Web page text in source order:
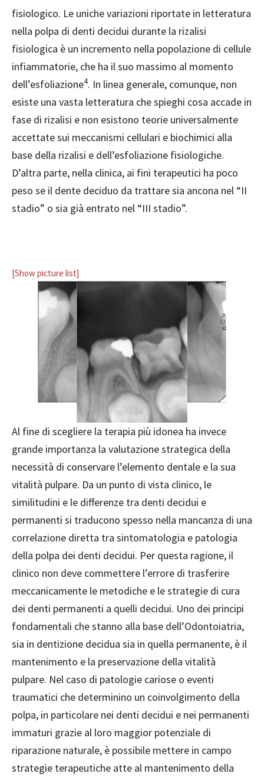
fisiologico. Le uniche variazioni riportate in letteratura
nella polpa di denti decidui durante la rizalisi
fisiologica è un incremento nella popolazione di cellule
infiammatorie, che ha il suo massimo al momento
dell’esfoliazione4. In linea generale, comunque, non
esiste una vasta letteratura che spieghi cosa accade in
fase di rizalisi e non esistono teorie universalmente
accettate sui meccanismi cellulari e biochimici alla
base della rizalisi e dell’esfoliazione fisiologiche.
D’altra parte, nella clinica, ai fini terapeutici ha poco
peso se il dente deciduo da trattare sia ancona nel “II
stadio” o sia già entrato nel “III stadio”.
[Show picture list]
Al fine di scegliere la terapia più idonea ha invece
grande importanza la valutazione strategica della
necessità di conservare l’elemento dentale e la sua
vitalità pulpare. Da un punto di vista clinico, le
similitudini e le differenze tra denti decidui e
permanenti si traducono spesso nella mancanza di una
correlazione diretta tra sintomatologia e patologia
della polpa dei denti decidui. Per questa ragione, il
clinico non deve commettere l’errore di trasferire
meccanicamente le metodiche e le strategie di cura
dei denti permanenti a quelli decidui. Uno dei principi
fondamentali che stanno alla base dell’Odontoiatria,
sia in dentizione decidua sia in quella permanente, è il
mantenimento e la preservazione della vitalità
pulpare. Nel caso di patologie cariose o eventi
traumatici che determinino un coinvolgimento della
polpa, in particolare nei denti decidui e nei permanenti
immaturi grazie al loro maggior potenziale di
riparazione naturale, è possibile mettere in campo
strategie terapeutiche atte al mantenimento della